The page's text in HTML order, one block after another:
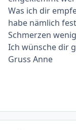
Was ich dir
habe nämlich
Schmerzen
Ich wünsche dir
Gruss Anne